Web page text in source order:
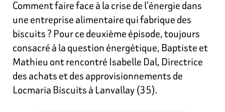
Comment faire face à la crise de l’énergie dans
une entreprise alimentaire qui fabrique des
biscuits ? Pour ce deuxième épisode, toujours
consacré à la question énergétique, Baptiste et
Mathieu ont rencontré Isabelle Dal, Directrice
des achats et des approvisionnements de
Locmaria Biscuits à Lanvallay (35).